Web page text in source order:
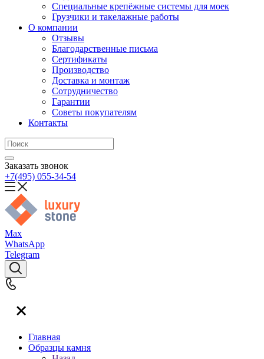
Специальные крепёжные системы для моек
Грузчики и такелажные работы
О компании
Отзывы
Благодарственные письма
Сертификаты
Производство
Доставка и монтаж
Сотрудничество
Гарантии
Советы покупателям
Контакты
Заказать звонок
+7(495) 055-34-54
Max
WhatsApp
Telegram
Главная
Образцы камня